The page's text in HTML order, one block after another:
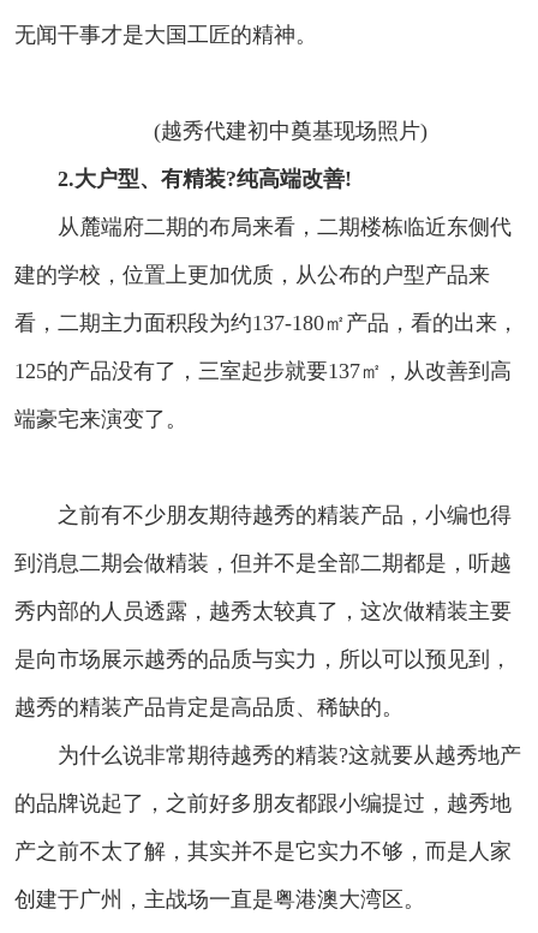
无闻干事才是大国工匠的精神。
(越秀代建初中奠基现场照片)
2.大户型、有精装?纯高端改善!
从麓端府二期的布局来看，二期楼栋临近东侧代
建的学校，位置上更加优质，从公布的户型产品来
看，二期主力面积段为约137-180㎡产品，看的出来，
125的产品没有了，三室起步就要137㎡，从改善到高
端豪宅来演变了。
之前有不少朋友期待越秀的精装产品，小编也得
到消息二期会做精装，但并不是全部二期都是，听越
秀内部的人员透露，越秀太较真了，这次做精装主要
是向市场展示越秀的品质与实力，所以可以预见到，
越秀的精装产品肯定是高品质、稀缺的。
为什么说非常期待越秀的精装?这就要从越秀地产
的品牌说起了，之前好多朋友都跟小编提过，越秀地
产之前不太了解，其实并不是它实力不够，而是人家
创建于广州，主战场一直是粤港澳大湾区。